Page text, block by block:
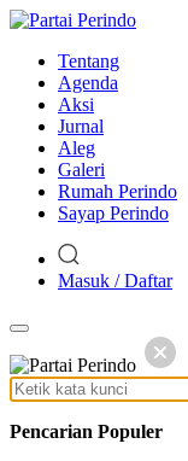
Tentang
Agenda
Aksi
Jurnal
Aleg
Galeri
Rumah Perindo
Sayap Perindo
Masuk / Daftar
Pencarian Populer